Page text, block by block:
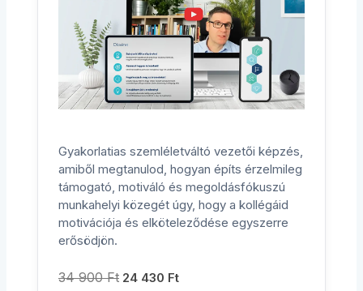
Gyakorlatias szemléletváltó vezetői képzés,
amiből megtanulod, hogyan építs érzelmileg
támogató, motiváló és megoldásfókuszú
munkahelyi közegét úgy, hogy a kollégáid
motivációja és elköteleződése egyszerre
erősödjön.
34 900Ft 24 430 Ft